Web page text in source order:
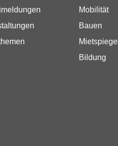
Mobilität
Bauen
Mietspiegel
Bildung